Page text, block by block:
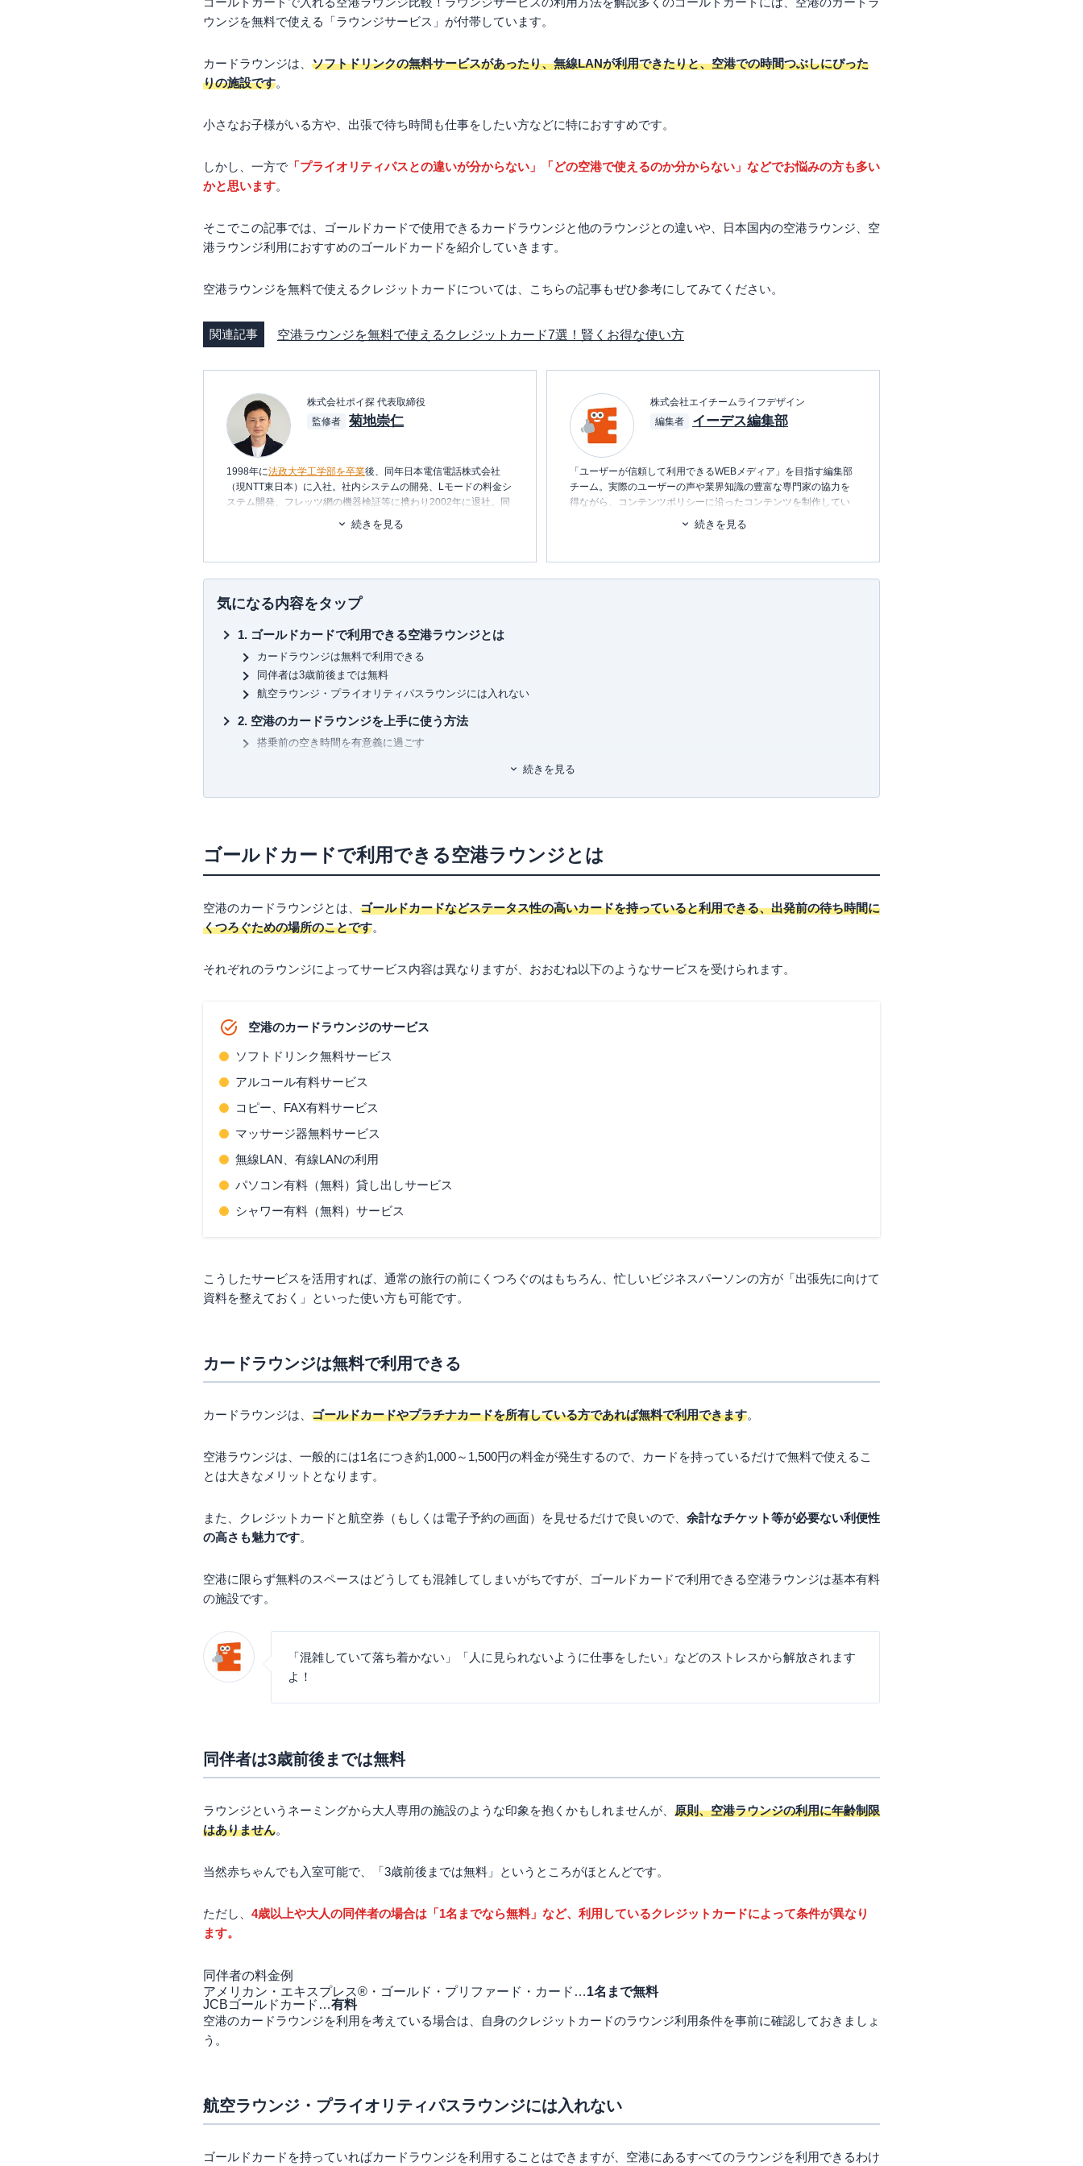
ウンジを無料で使える「ラウンジサービス」が付帯しています。
カードラウンジは、 ソフトドリンクの無料サービスがあったり、無線LANが利用できたりと、空港での時間つぶしにぴった
りの施設です。
小さなお子様がいる方や、出張で待ち時間も仕事をしたい方などに特におすすめです。
しかし、一方で 「プライオリティパスとの違いが分からない」「どの空港で使えるのか分からない」などでお悩みの方も多い
かと思います。
そこでこの記事では、ゴールドカードで使用できるカードラウンジと他のラウンジとの違いや、日本国内の空港ラウンジ、空
港ラウンジ利用におすすめのゴールドカードを紹介していきます。
空港ラウンジを無料で使えるクレジットカードについては、こちらの記事もぜひ参考にしてみてください。
関連記事 空港ラウンジを無料で使えるクレジットカード7選！賢くお得な使い方
株式会社ポイ探 代表取締役
監修者
菊地崇仁
1998年に法政大学工学部を卒業後、同年日本電信電話株式会社
（現NTT東日本）に入社。社内システムの開発、Lモードの料金シ
ステム開発、フレッツ網の機器検証等に携わり2002年に退社。同
年、友人と共に起業し、システムの設計・開発・運用を行う。
2011年3月代表取締役に就任。ポイント探検倶楽部に掲載されて
いるポイントは約230種類。ポイントやマイルを中立の立場で語
れる数少ない専門家として知られる。
払っている、まさにクレジットカードの専門家。
一般カードからプラチナカードまで幅広い層のカードを実際に保
有・利用し、日々様々なメディアにて、使った人にしか分からな
い信用できる情報提供を行っています。所有されているすべての
カードを月に1度は必ず利用しながら、おトクな使い方、おすすめ
の使い方を日々研究中。
三児の父であり家計のやりくりをすべて担当。ポイントのみなら
続きを見る
株式会社エイチームライフデザイン
編集者
イーデス編集部
「ユーザーが信頼して利用できるWEBメディア」を目指す編集部
チーム。実際のユーザーの声や業界知識の豊富な専門家の協力を
得ながら、コンテンツポリシーに沿ったコンテンツを制作してい
ます。暮らしに関するトピックを中心に、読者の「まよい」を解
消し、最適な選択を支援するためのコンテンツを制作中です。
■書籍
初心者でもわかる！お金に関するアレコレの選び方BOOK
続きを見る
気になる内容をタップ
ゴールドカードで利用できる空港ラウンジとは
カードラウンジは無料で利用できる
同伴者は3歳前後までは無料
航空ラウンジ・プライオリティパスラウンジには入れない
空港のカードラウンジを上手に使う方法
搭乗前の空き時間を有意義に過ごす
北海道・東北エリア
中部エリア
中国エリア
四国・九州・沖縄エリア
旅行保険も充実させるなら「JCBゴールドカード」
プライオリティパスなら「楽天プレミアムカード」
まとめ
続きを見る
ゴールドカードで利用できる空港ラウンジとは
空港のカードラウンジとは、 ゴールドカードなどステータス性の高いカードを持っていると利用できる、出発前の待ち時間に
くつろぐための場所のことです。
それぞれのラウンジによってサービス内容は異なりますが、おおむね以下のようなサービスを受けられます。
空港のカードラウンジのサービス
ソフトドリンク無料サービス
アルコール有料サービス
コピー、FAX有料サービス
マッサージ器無料サービス
無線LAN、有線LANの利用
パソコン有料（無料）貸し出しサービス
シャワー有料（無料）サービス
こうしたサービスを活用すれば、通常の旅行の前にくつろぐのはもちろん、忙しいビジネスパーソンの方が「出張先に向けて
資料を整えておく」といった使い方も可能です。
カードラウンジは無料で利用できる
カードラウンジは、 ゴールドカードやプラチナカードを所有している方であれば無料で利用できます。
空港ラウンジは、一般的には1名につき約1,000～1,500円の料金が発生するので、カードを持っているだけで無料で使えるこ
とは大きなメリットとなります。
また、クレジットカードと航空券（もしくは電子予約の画面）を見せるだけで良いので、 余計なチケット等が必要ない利便性
の高さも魅力です。
空港に限らず無料のスペースはどうしても混雑してしまいがちですが、ゴールドカードで利用できる空港ラウンジは基本有料
の施設です。
「混雑していて落ち着かない」「人に見られないように仕事をしたい」などのストレスから解放されます
よ！
同伴者は3歳前後までは無料
ラウンジというネーミングから大人専用の施設のような印象を抱くかもしれませんが、 原則、空港ラウンジの利用に年齢制限
はありません。
当然赤ちゃんでも入室可能で、「3歳前後までは無料」というところがほとんどです。
ただし、 4歳以上や大人の同伴者の場合は「1名までなら無料」など、利用しているクレジットカードによって条件が異なり
ます。
同伴者の料金例
アメリカン・エキスプレス®・ゴールド・プリファード・カード…1名まで無料
JCBゴールドカード…有料
空港のカードラウンジを利用を考えている場合は、自身のクレジットカードのラウンジ利用条件を事前に確認しておきましょ
う。
航空ラウンジ・プライオリティパスラウンジには入れない
ゴールドカードを持っていればカードラウンジを利用することはできますが、空港にあるすべてのラウンジを利用できるわけ